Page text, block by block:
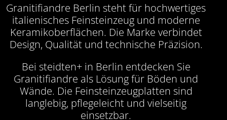
Granitifiandre Berlin steht für hochwertiges
italienisches Feinsteinzeug und moderne
Keramikoberflächen. Die Marke verbindet
Design, Qualität und technische Präzision.
Bei steidten+ in Berlin entdecken Sie
Granitifiandre als Lösung für Böden und
Wände. Die Feinsteinzeugplatten sind
langlebig, pflegeleicht und vielseitig
einsetzbar.